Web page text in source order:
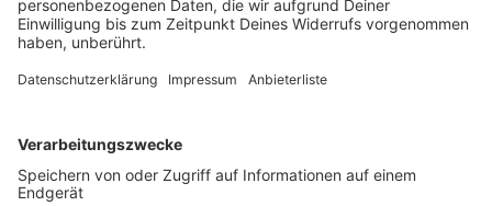
Abgeordnete in seiner Online Anzeige aus.
Um sich zu bewerben, müssen die Bewerberinnen und
Bewerber
aus NRW stammen
und sie dürfen noch nicht an einem